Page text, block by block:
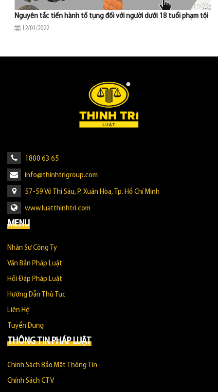
Nguyên tắc tiến hành tố tụng đối với người dưới 18 tuổi phạm tội
12/01/2022
1800 63 65
info@thinhtrigroup.com
57-59 Võ Thị Sáu, P. Xuân Hòa, Tp. Hồ Chí Minh
www.luatthinhtri.com
MENU
Nhân Sự Công Ty
Văn Bản Pháp Luật
Hỏi Đáp Pháp Luật
Hướng Dẫn Thủ Tục
Liên Hệ
Tuyển Dụng
THÔNG TIN PHÁP LUẬT
Chính Sách Bảo Mật Thông Tin
Chính Sách CTV